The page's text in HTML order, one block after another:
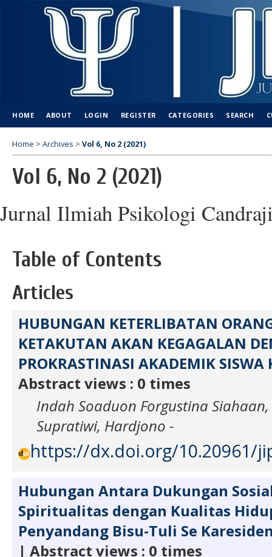
HOME ABOUT LOGIN REGISTER CATEGORIES SEARCH
Home > Archives > Vol 6, No 2 (2021)
Vol 6, No 2 (2021)
Jurnal Ilmiah Psikologi
Table of Contents
Articles
HUBUNGAN KETERLIBATAN
KETAKUTAN AKAN KEGAGALAN
PROKRASTINASI AKADEMIK SISWA
Abstract views : 0 times
Indah Soaduon Forgustina
Supratiwi, Hardjono -
https://dx.doi.org/10.20961/
Hubungan Antara Dukungan
Spiritualitas dengan Kualitas
Penyandang Bisu-Tuli Se
| Abstract views : 0 times